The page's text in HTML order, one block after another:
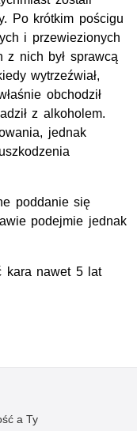
Po krótkim pościgu
i przewiezionych
z nich był sprawcą
wytrzeźwiał,
obchodził
z alkoholem.
jednak
poddanie się
podejmie jednak
kara nawet 5 lat
a Ty